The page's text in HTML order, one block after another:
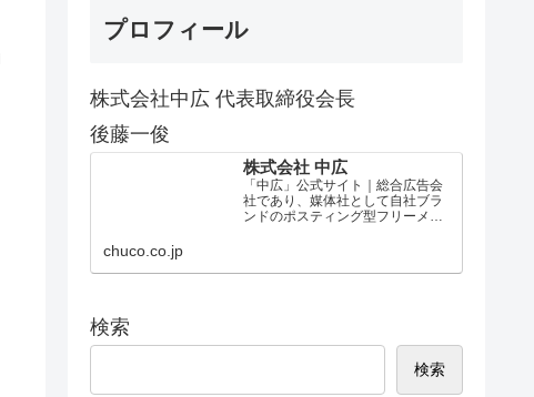
プロフィール
株式会社中広 代表取締役会長
後藤一俊
株式会社 中広
「中広」公式サイト｜総合広告会
社であり、媒体社として自社ブラ
ンドのポスティング型フリーメデ
chuco.co.jp
検索
検索